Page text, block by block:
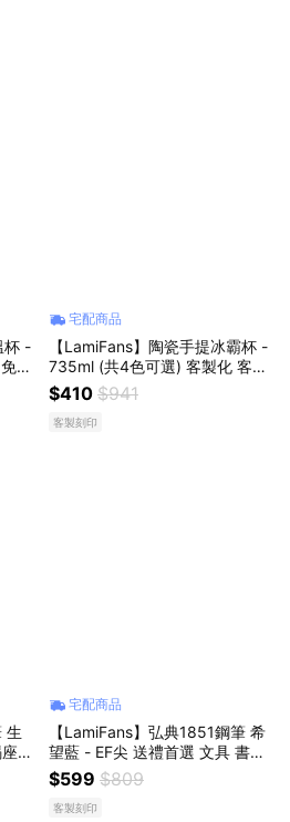
杯 -
費
宅配商品
【LamiFans】陶瓷手提冰霸杯 -
735ml (共4色可選) 客製化 客製
雕刻 附彈跳吸管 可裝大杯飲料
手搖飲 上班族最愛
$410 $941
客製刻印
生
生
首
宅配商品
【LamiFans】弘典1851鋼筆 希
望藍 - EF尖 送禮首選 文具 書寫
好友 同事 主管 生日禮 職場禮 送
上祝福 免費刻字 客製化
$599 $809
客製刻印